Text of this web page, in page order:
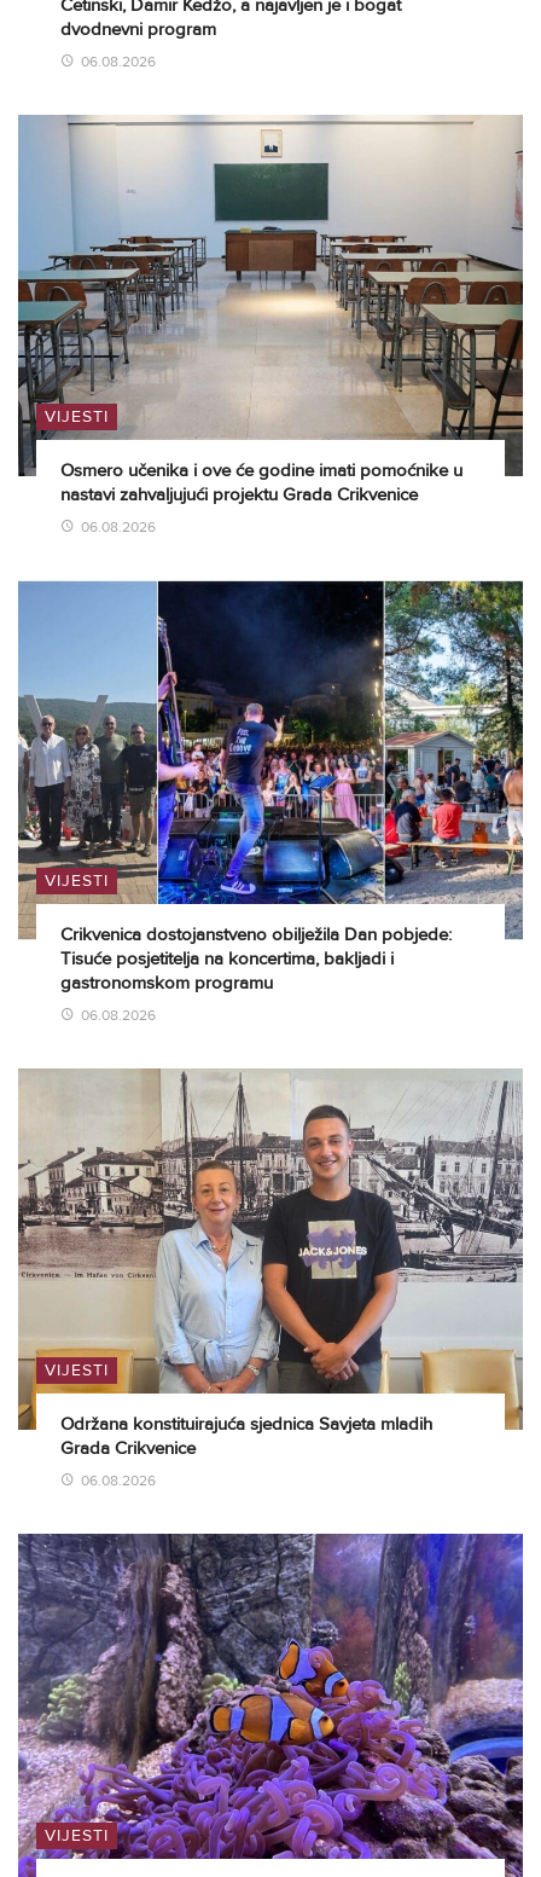
Cetinski, Damir Kedžo, a najavljen je i bogat
dvodnevni program
06.08.2026
VIJESTI
Osmero učenika i ove će godine imati pomoćnike u
nastavi zahvaljujući projektu Grada Crikvenice
06.08.2026
VIJESTI
Crikvenica dostojanstveno obilježila Dan pobjede:
Tisuće posjetitelja na koncertima, bakljadi i
gastronomskom programu
06.08.2026
VIJESTI
Održana konstituirajuća sjednica Savjeta mladih
Grada Crikvenice
06.08.2026
VIJESTI